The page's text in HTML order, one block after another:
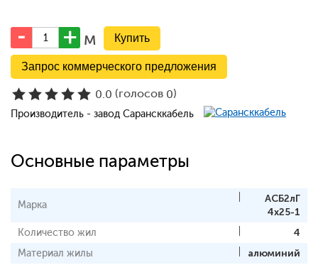
м
Запрос коммерческого предложения
0.0 (голосов 0)
Производитель - завод Сарансккабель
Основные параметры
Марка
АСБ2лГ
4x25-1
Количество жил
4
Материал жилы
алюминий